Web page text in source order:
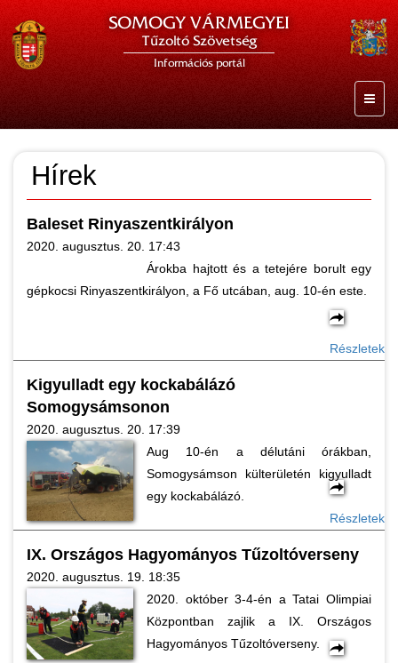
SOMOGY VÁRMEGYEI
Tűzoltó Szövetség
Információs portál
Hírek
Baleset Rinyaszentkirályon
2020. augusztus. 20. 17:43
Árokba hajtott és a tetejére borult egy
gépkocsi Rinyaszentkirályon, a Fő utcában, aug. 10-én este.
Részletek
Kigyulladt egy kockabálázó
Somogysámsonon
2020. augusztus. 20. 17:39
Aug 10-én a délutáni órákban,
Somogysámson külterületén kigyulladt
egy kockabálázó.
Részletek
IX. Országos Hagyományos Tűzoltóverseny
2020. augusztus. 19. 18:35
2020. október 3-4-én a Tatai Olimpiai
Központban zajlik a IX. Országos
Hagyományos Tűzoltóverseny.